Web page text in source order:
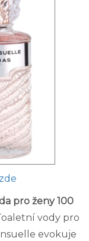
pro ženy 100
vody pro
evokuje